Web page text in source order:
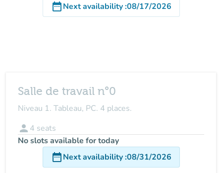
date_rangeNext availability:08/17/2026
Salle de travail n°0
Niveau 1. Tableau, PC. 4 places.
person 4 seats
No slots available for today
date_rangeNext availability:08/31/2026